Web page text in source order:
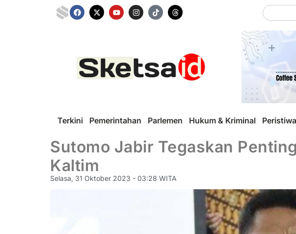
Terkini Pemerintahan Parlemen Hukum & Kriminal Peristiwa
Sutomo Jabir Tegaskan
Kaltim
Selasa, 31 Oktober 2023 - 03:28 WITA